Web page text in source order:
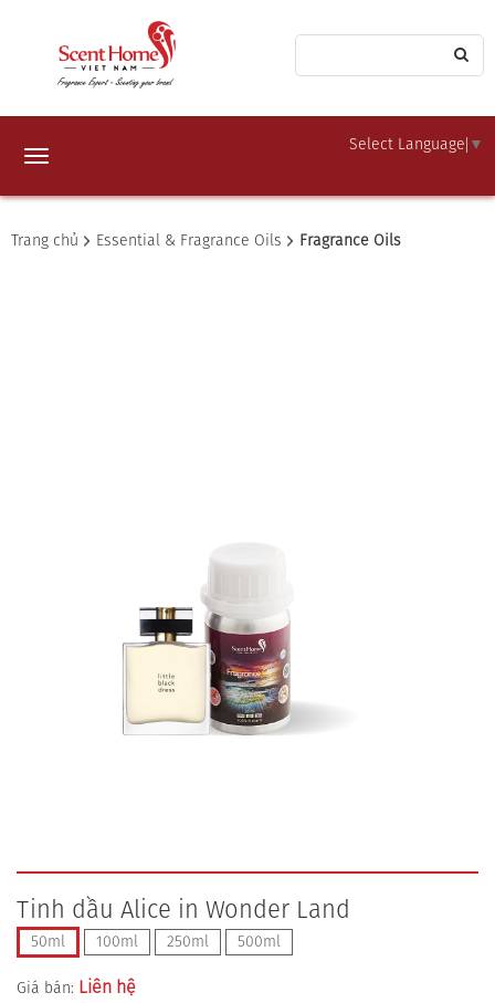
Select Language ▼
Toggle
Trang chủ Essential & Fragrance Oils Fragrance Oils
Tinh dầu Alice in Wonder Land
50ml 100ml 250ml 500ml
Giá bán: Liên hệ